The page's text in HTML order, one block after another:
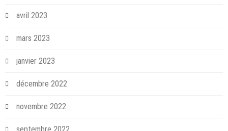
avril 2023
mars 2023
janvier 2023
décembre 2022
novembre 2022